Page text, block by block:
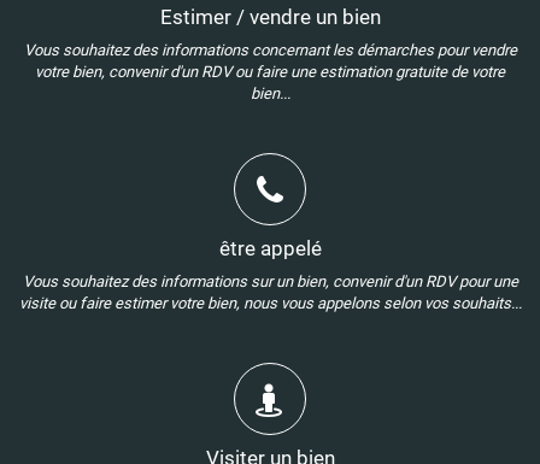
Estimer / vendre un bien
Vous souhaitez des informations concernant les démarches pour vendre
votre bien, convenir d'un RDV ou faire une estimation gratuite de votre
bien...
être appelé
Vous souhaitez des informations sur un bien, convenir d'un RDV pour une
visite ou faire estimer votre bien, nous vous appelons selon vos souhaits...
Visiter un bien